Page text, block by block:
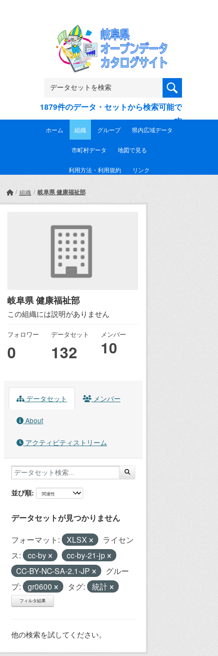
1879件のデータ・セットから検索可能で
す
ホーム 組織 グループ 県内広域データ
市町村データ 地図で見る
利用方法・利用規約 リンク
組織 岐阜県 健康福祉部
岐阜県 健康福祉部
この組織には説明がありません
フォロワー
0
データセット
132
メンバー
10
データセット メンバー
About
アクティビティストリーム
並び順
データセットが見つかりません
フォーマット: XLSX
ライセン
ス:
cc-by
cc-by-21-jp
CC-BY-NC-SA-2.1-JP
グルー
プ:
gr0600 タグ: 統計
フィルタ結果
他の検索を試してください。